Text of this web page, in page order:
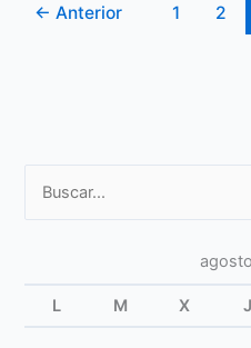
← Anterior 1 2
L M X J